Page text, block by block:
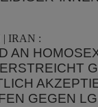
IRAN :
AN
GEGEN